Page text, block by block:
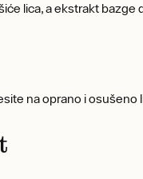
lica, a ekstrakt
na oprano i